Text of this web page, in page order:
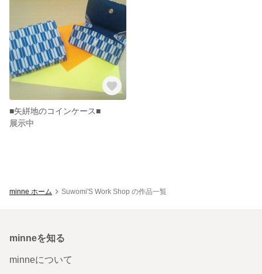
■矢絣地のコインケース■
展示中
minne ホーム Suwomi'S Work Shop の作品一覧
minneを知る
minneについて